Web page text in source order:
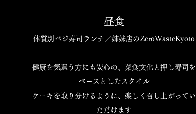
昼食
体質別ベジ寿司ランチ／姉妹店のZeroWasteKyoto
健康を気遣う方にも安心の、菜食文化と押し寿司を
ベースとしたスタイル
ケーキを取り分けるように、楽しく召し上がってい
ただけます